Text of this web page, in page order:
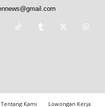
Tentang Kami
Lowongan Kerja